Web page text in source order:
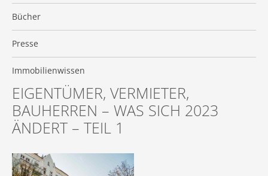
Bücher
Presse
Immobilienwissen
EIGENTÜMER, VERMIETER,
BAUHERREN – WAS SICH 2023
ÄNDERT – TEIL 1